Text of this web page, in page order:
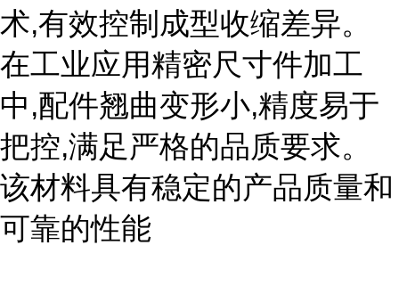
术,有效控制成型收缩差异。
在工业应用精密尺寸件加工
中,配件翘曲变形小,精度易于
把控,满足严格的品质要求。
该材料具有稳定的产品质量和
可靠的性能